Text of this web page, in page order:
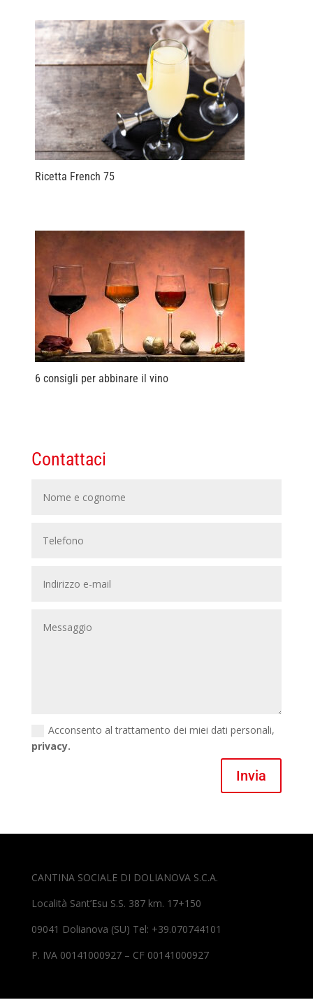
Ricetta French 75
6 consigli per abbinare il vino
Contattaci
Acconsento al trattamento dei miei dati personali,
privacy.
Invia
CANTINA SOCIALE DI DOLIANOVA S.C.A.
Località Sant’Esu S.S. 387 km. 17+150
09041 Dolianova (SU) Tel: +39.070744101
P. IVA 00141000927 – CF 00141000927